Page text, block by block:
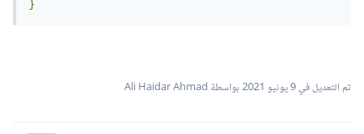
}
تم التعديل في9 يونيو 2021 بواسطة Ali Haidar Ahmad